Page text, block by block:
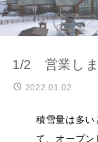
1/2 営業しま
2022.01.02
積雪量は多い
て、オープン